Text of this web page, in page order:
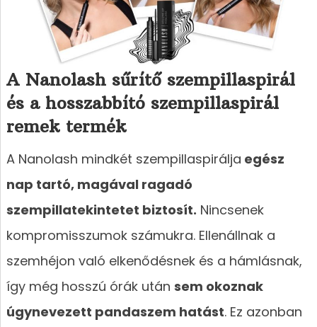
A Nanolash sűrítő szempillaspirál
és a hosszabbító szempillaspirál
remek termék
A Nanolash mindkét szempillaspirálja egész
nap tartó, magával ragadó
szempillatekintetet biztosít. Nincsenek
kompromisszumok számukra. Ellenállnak a
szemhéjon való elkenődésnek és a hámlásnak,
így még hosszú órák után sem okoznak
úgynevezett pandaszem hatást. Ez azonban